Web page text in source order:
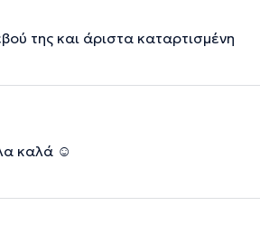
της και άριστα καταρτισμένη
καλά ☺️